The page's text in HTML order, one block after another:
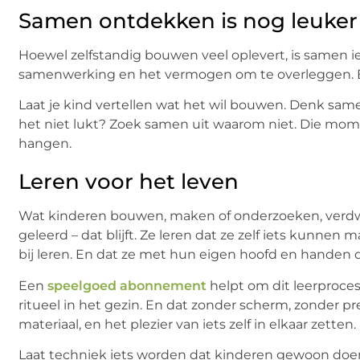
Samen ontdekken is nog leuker
Hoewel zelfstandig bouwen veel oplevert, is
samenwerking en het vermogen om te overleggen.
Laat je kind vertellen wat het wil bouwen. Denk
het niet lukt? Zoek samen uit waarom niet. Die
hangen.
Leren voor het leven
Wat kinderen bouwen, maken of onderzoeken,
geleerd – dat blijft. Ze leren dat ze zelf iets kunnen
bij leren. En dat ze met hun eigen hoofd en
Een speelgoed abonnement helpt om dit
ritueel in het gezin. En dat zonder scherm, zonder
materiaal, en het plezier van iets zelf in elkaar zetten.
Laat techniek iets worden dat kinderen gewoon